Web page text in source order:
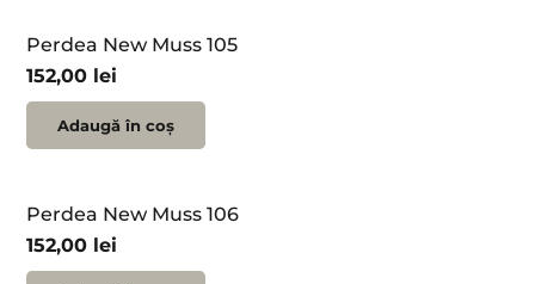
Perdea New Muss 105
152,00 lei
Adaugă în coș
Perdea New Muss 106
152,00 lei